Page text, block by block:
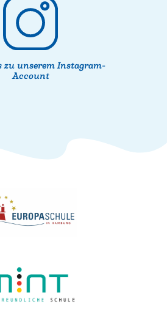
zu unserem Instagram-
Account